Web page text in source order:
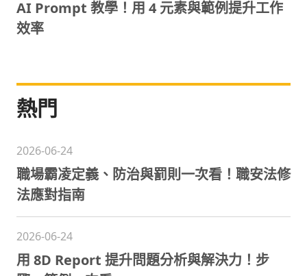
AI Prompt 教學！用 4 元素與範例提升工作
效率
熱門
2026-06-24
職場霸凌定義、防治與罰則一次看！職安法修
法應對指南
2026-06-24
用 8D Report 提升問題分析與解決力！步